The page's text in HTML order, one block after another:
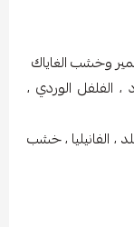
وخشب الغاياك
الفلفل الوردي ،
، الفانيليا ، خشب